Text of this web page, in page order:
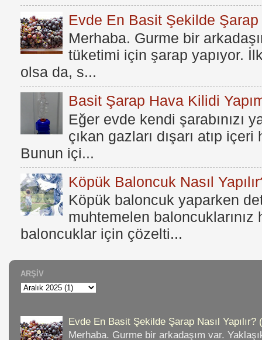
Evde En Basit Şekilde Şarap
Merhaba. Gurme bir
tüketimi için şarap yapıyor.
olsa da, s...
Basit Şarap Hava Kilidi
Eğer evde kendi şarabınızı
çıkan gazları dışarı atıp
Bunun içi...
Köpük Baloncuk Nasıl
Köpük baloncuk yaparken
muhtemelen baloncuklarınız
baloncuklar için çözelti...
ARŞIV
Evde En Basit Şekilde Şarap Nasıl Yapılır?
Merhaba. Gurme bir arkadaşım var.